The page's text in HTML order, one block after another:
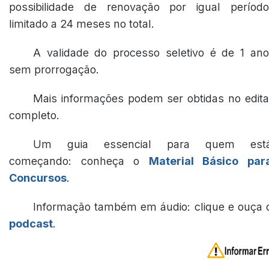
possibilidade de renovação por igual
limitado a 24 meses no total.
A validade do processo seletivo é de 1
sem prorrogação.
Mais informações podem ser obtidas no
completo.
Um guia essencial para quem
começando: conheça o Material Básico
Concursos.
Informação também em áudio: clique e ouça
podcast.